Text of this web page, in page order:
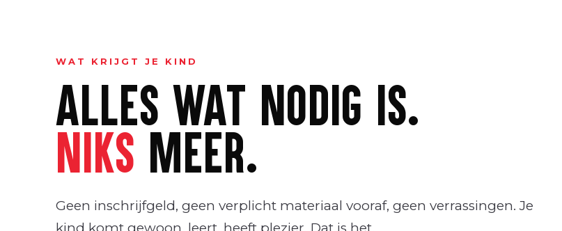
WAT KRIJGT JE KIND
ALLES WAT NODIG IS.
NIKS MEER.
Geen inschrijfgeld, geen verplicht materiaal vooraf, geen verrassingen. Je